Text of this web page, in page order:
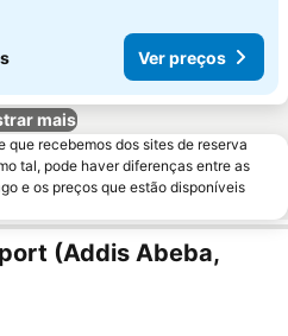
Ver preços
mais
que recebemos dos sites de reserva
tal, pode haver diferenças entre as
e os preços que estão disponíveis
(Addis Abeba,